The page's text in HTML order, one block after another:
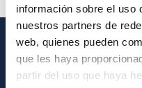
información sobre el uso
nuestros partners de
web, quienes pueden
que les haya
partir del uso que haya
GENERAL INFORMATION